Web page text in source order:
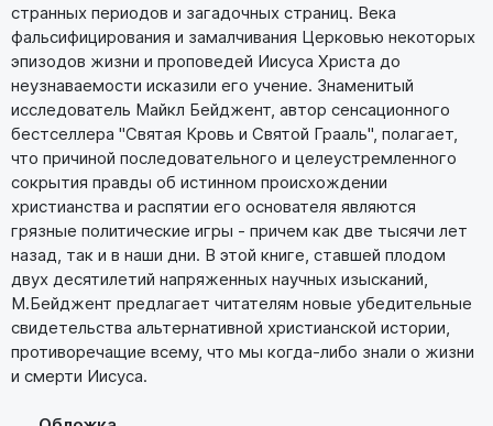
странных периодов и загадочных страниц. Века
фальсифицирования и замалчивания Церковью некоторых
эпизодов жизни и проповедей Иисуса Христа до
неузнаваемости исказили его учение. Знаменитый
исследователь Майкл Бейджент, автор сенсационного
бестселлера "Святая Кровь и Святой Грааль", полагает,
что причиной последовательного и целеустремленного
сокрытия правды об истинном происхождении
христианства и распятии его основателя являются
грязные политические игры - причем как две тысячи лет
назад, так и в наши дни. В этой книге, ставшей плодом
двух десятилетий напряженных научных изысканий,
М.Бейджент предлагает читателям новые убедительные
свидетельства альтернативной христианской истории,
противоречащие всему, что мы когда-либо знали о жизни
и смерти Иисуса.